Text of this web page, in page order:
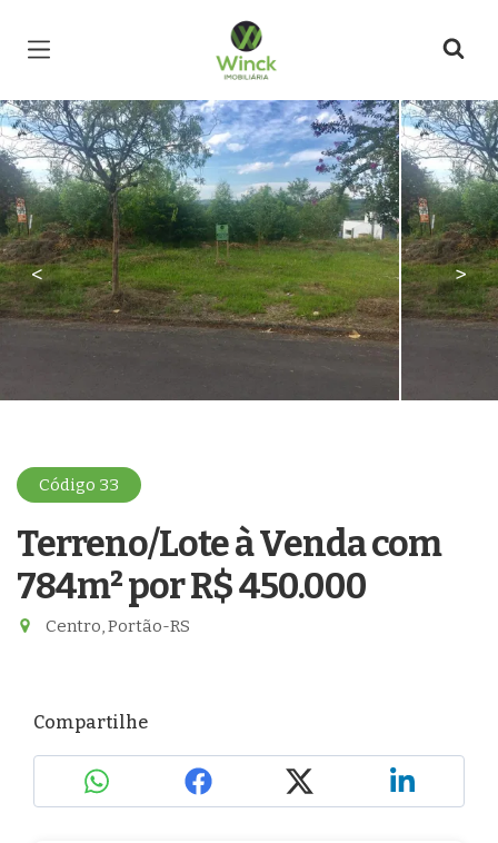
Página inicial
< >
Código 33
Terreno/Lote à Venda com
784m²por R$ 450.000
Centro, Portão-RS
Compartilhe